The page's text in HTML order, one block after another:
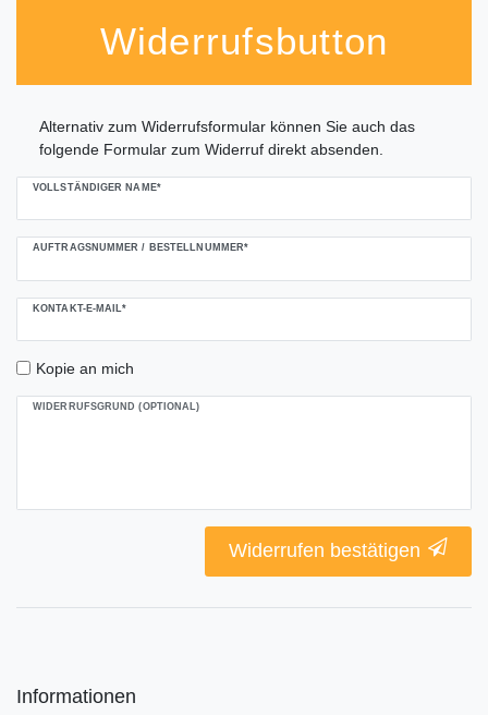
Widerrufsbutton
Alternativ zum Widerrufsformular können Sie auch das
folgende Formular zum Widerruf direkt absenden.
VOLLSTÄNDIGER NAME*
AUFTRAGSNUMMER / BESTELLNUMMER*
KONTAKT-E-MAIL*
Kopie an mich
WIDERRUFSGRUND (OPTIONAL)
Ceres::Template.mailFormHoneypotLabel
Widerrufen bestätigen
Informationen